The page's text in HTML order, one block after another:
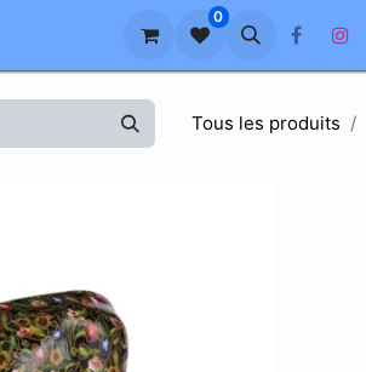
À propos de nous Blog FAQ
0
Tous les produits